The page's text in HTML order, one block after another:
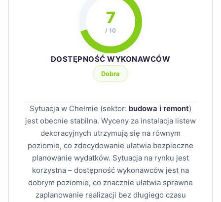
7
/ 10
DOSTĘPNOŚĆ WYKONAWCÓW
Dobra
Sytuacja w Chełmie (sektor: budowa i remont)
jest obecnie stabilna. Wyceny za instalacja listew
dekoracyjnych utrzymują się na równym
poziomie, co zdecydowanie ułatwia bezpieczne
planowanie wydatków. Sytuacja na rynku jest
korzystna – dostępność wykonawców jest na
dobrym poziomie, co znacznie ułatwia sprawne
zaplanowanie realizacji bez długiego czasu